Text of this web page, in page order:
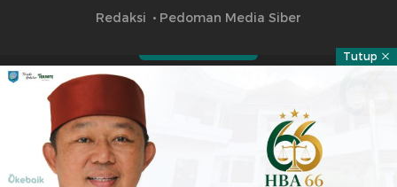
Redaksi Pedoman Media Siber
Tutup